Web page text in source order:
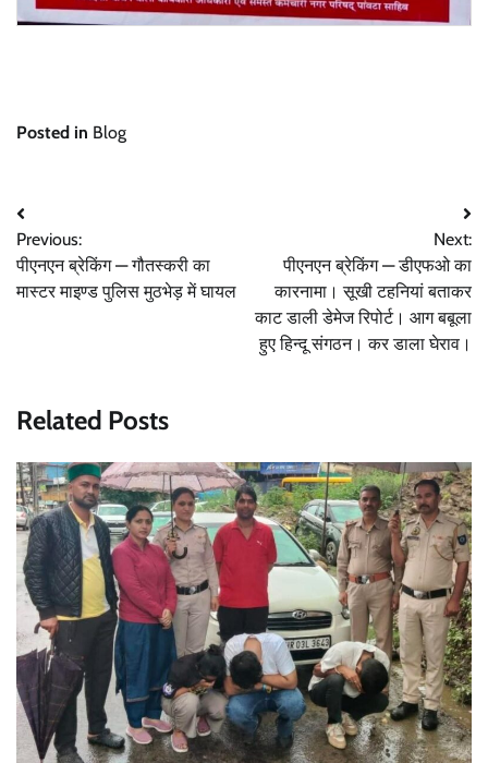
Posted in Blog
Post
navigation
Previous:
पीएनएन ब्रेकिंग — गौतस्करी का
मास्टर माइण्ड पुलिस मुठभेड़ में घायल
Next:
पीएनएन ब्रेकिंग — डीएफओ का
कारनामा। सूखी टहनियां बताकर
काट डाली डेमेज रिपोर्ट। आग बबूला
हुए हिन्दू संगठन। कर डाला घेराव।
Related Posts